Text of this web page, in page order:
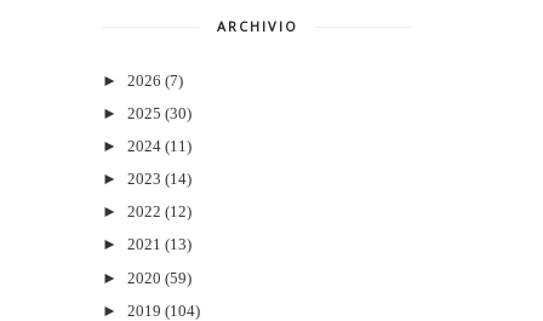
ARCHIVIO
► 2026 (7)
► 2025 (30)
► 2024 (11)
► 2023 (14)
► 2022 (12)
► 2021 (13)
► 2020 (59)
► 2019 (104)